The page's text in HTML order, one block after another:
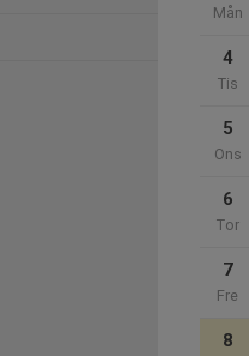
Mån
4
Tis
5
Ons
6
Tor
7
Fre
8